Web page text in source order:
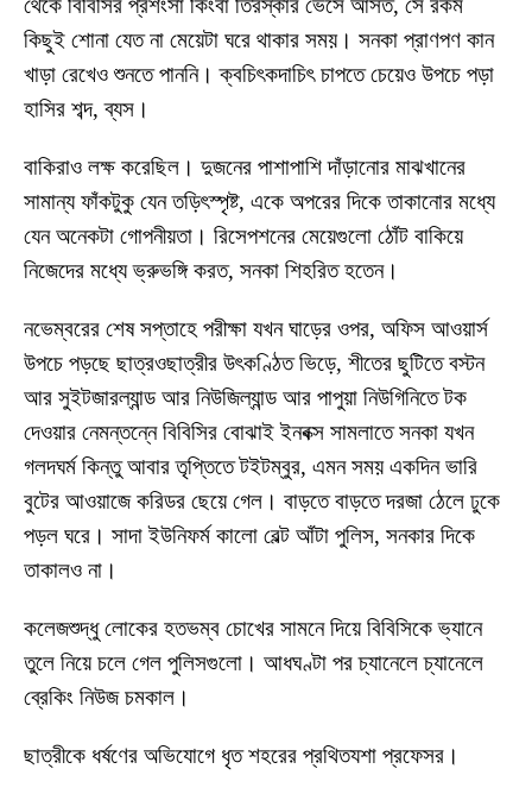
থেকে বিবিসির প্রশংসা কিংবা তিরস্কার ভেসে আসত, সে রকম
কিছুই শোনা যেত না মেয়েটা ঘরে থাকার সময়। সনকা প্রাণপণ কান
খাড়া রেখেও শুনতে পাননি। ক্বচিৎকদাচিৎ চাপতে চেয়েও উপচে পড়া
হাসির শব্দ, ব্যস।
বাকিরাও লক্ষ করেছিল। দুজনের পাশাপাশি দাঁড়ানোর মাঝখানের
সামান্য ফাঁকটুকু যেন তড়িৎস্পৃষ্ট, একে অপরের দিকে তাকানোর মধ্যে
যেন অনেকটা গোপনীয়তা। রিসেপশনের মেয়েগুলো ঠোঁট বাকিয়ে
নিজেদের মধ্যে ভ্রুভঙ্গি করত, সনকা শিহরিত হতেন।
নভেম্বরের শেষ সপ্তাহে পরীক্ষা যখন ঘাড়ের ওপর, অফিস আওয়ার্স
উপচে পড়ছে ছাত্রওছাত্রীর উৎকণ্ঠিত ভিড়ে, শীতের ছুটিতে বস্টন
আর সুইটজারল্যান্ড আর নিউজিল্যান্ড আর পাপুয়া নিউগিনিতে টক
দেওয়ার নেমন্তন্নে বিবিসির বোঝাই ইনবক্স সামলাতে সনকা যখন
গলদঘর্ম কিন্তু আবার তৃপ্তিতে টইটম্বুর, এমন সময় একদিন ভারি
বুটের আওয়াজে করিডর ছেয়ে গেল। বাড়তে বাড়তে দরজা ঠেলে ঢুকে
পড়ল ঘরে। সাদা ইউনিফর্ম কালো বেল্ট আঁটা পুলিস, সনকার দিকে
তাকালও না।
কলেজশুদ্ধু লোকের হতভম্ব চোখের সামনে দিয়ে বিবিসিকে ভ্যানে
তুলে নিয়ে চলে গেল পুলিসগুলো। আধঘণ্টা পর চ্যানেলে চ্যানেলে
ব্রেকিং নিউজ চমকাল।
ছাত্রীকে ধর্ষণের অভিযোগে ধৃত শহরের প্রথিতযশা প্রফেসর।